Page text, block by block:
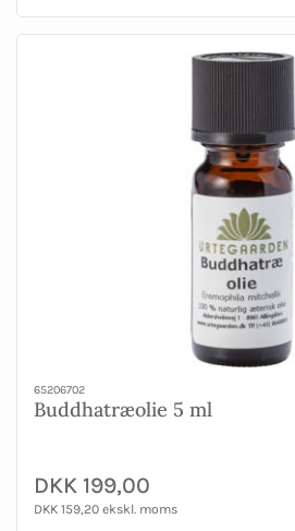
65206702
Buddhatræolie 5 ml
DKK 199,00
DKK 159,20 ekskl. moms